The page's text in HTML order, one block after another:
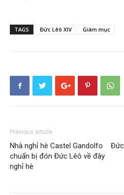
TAGS Đức Lêô XIV Giám mục
Previous article
Nhà nghỉ hè Castel Gandolfo
chuẩn bị đón Đức Lêô về đây
nghỉ hè